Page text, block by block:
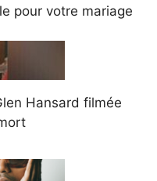
pour votre mariage
Hansard filmée